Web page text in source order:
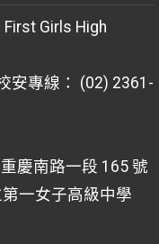
Girls High
線： (02) 2361-
慶南路一段 165 號
一女子高級中學